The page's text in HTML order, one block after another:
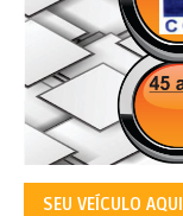
SEU VEÍCULO AQUI